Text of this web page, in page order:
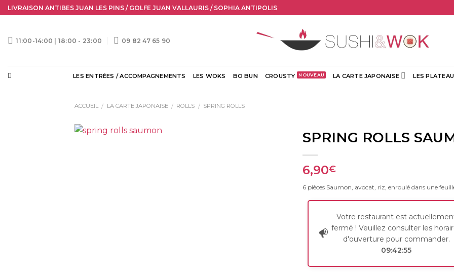
Skip
to
LIVRAISON ANTIBES JUAN LES PINS / GOLFE JUAN VALLAURIS / SOPHIA ANTIPOLIS
11:00-14:00 | 18:00 - 23:00 09 82 47 65 90
LES ENTRÉES / ACCOMPAGNEMENTS LES WOKS BO BUN CROUSTY LA CARTE JAPONAISE LES
ACCUEIL / LA CARTE JAPONAISE / ROLLS / SPRING ROLLS
SPRING ROLLS
6,90€
6 pièces Saumon, avocat, riz, enroulé dans une
Votre restaurant est
fermé ! Veuillez consulter les
d'ouverture pour commander.
09:42:54